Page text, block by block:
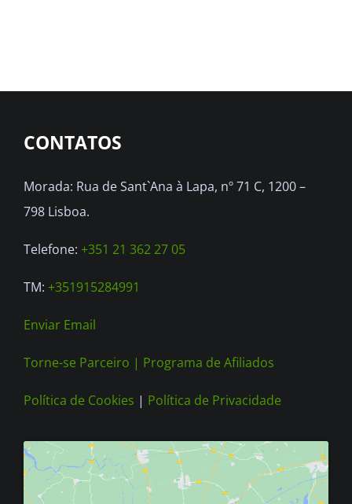
The
may
chosen
on
the
page
CONTATOS
Morada: Rua de Sant`Ana à Lapa, nº 71 C, 1200 –
798 Lisboa.
Telefone: +351 21 362 27 05
TM: +351915284991
Enviar Email
Torne-se Parceiro | Programa de Afiliados
Política de Cookies | Política de Privacidade